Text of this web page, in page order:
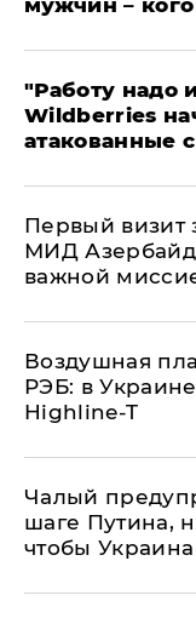
"Работу надо
Wildberries
атакованные
Первый визит
МИД
важной
Воздушная
РЭБ: в
Highline-T
Чалый
шаге Путина,
чтобы